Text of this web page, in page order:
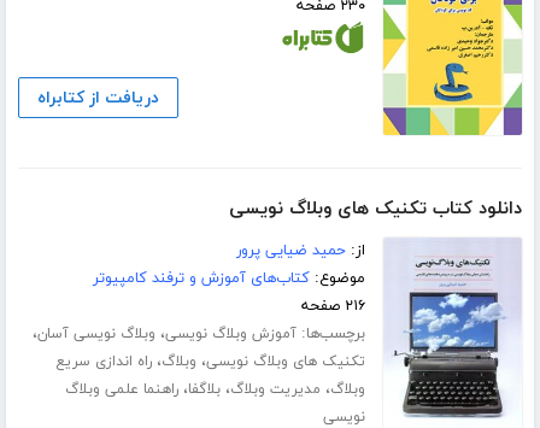
۲۳۰ صفحه
دریافت از کتابراه
دانلود کتاب تکنیک های وبلاگ نویسی
از:حمید ضیایی پرور
موضوع:کتاب‌های آموزش و ترفند کامپیوتر
۲۱۶ صفحه
برچسب‌ها:آموزش وبلاگ نویسی، وبلاگ نویسی آسان،
تکنیک های وبلاگ نویسی، وبلاگ،راه اندازی سریع
وبلاگ، مدیریت وبلاگ،بلاگفا،راهنما علمی وبلاگ
نویسی